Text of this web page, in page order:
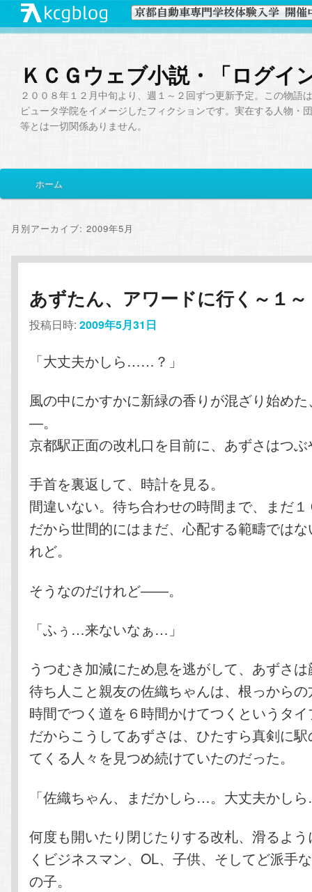
ＫＣＧウェブ小説・「ログイ
２００８年１２月中旬より、週１～２回ずつ更新予定。この物語
ピュータ学院をイメージしたフィクションです。実在する人物・
等とは一切関係ありません。
イ
メ
ン
ン
テ
ツ
移
動
サ
コ
テ
ン
へ
動
ホーム
月別アーカイブ:2009年5月
あずたん、アワードに行く～１～
投稿日時:2009年5月31日
「大丈夫かしら……？」
風の中にかすかに新緑の香りが混ざり始め
―。
京都駅正面の改札口を目前に、あずさはつ
手首を裏返して、時計を見る。
間違いない。待ち合わせの時間まで、まだ
だから世間的にはまだ、心配する範疇では
れど。
そうなのだけれど――。
「ふぅ…来ないなぁ…」
うつむき加減にため息を逃がして、あずさ
待ち人こと親友の佐織ちゃんは、根っから
時間でつく道を６時間かけてつくというタ
だからこうしてあずさは、ひたすら真剣に
てくる人々を見つめ続けていたのだった。
「佐織ちゃん、まだかしら…。大丈夫かし
何度も開いたり閉じたりする改札、滑るよ
くビジネスマン、OL、子供、そしてど派手
の子。